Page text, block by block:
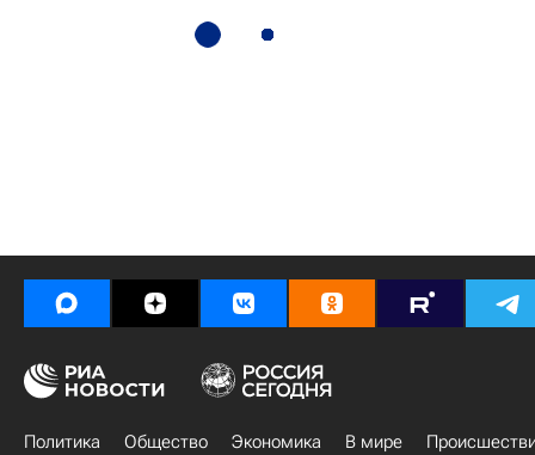
Политика Общество Экономика В мире